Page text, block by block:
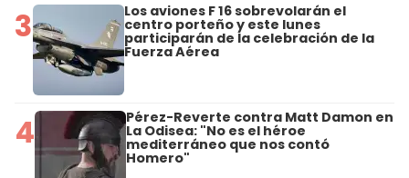
3 Los aviones F 16 sobrevolarán el
centro porteño y este lunes
participarán de la celebración de la
Fuerza Aérea
4 Pérez-Reverte contra Matt Damon en
La Odisea: "No es el héroe
mediterráneo que nos contó
Homero"